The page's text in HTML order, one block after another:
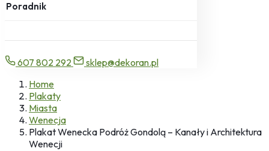
Poradnik
607 802 292
sklep@dekoran.pl
Home
Plakaty
Miasta
Wenecja
Plakat Wenecka Podróż Gondolą – Kanały i Architektura
Wenecji